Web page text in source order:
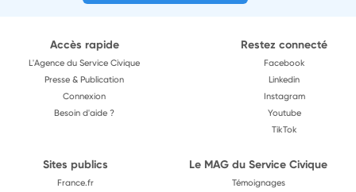
Accès rapide
L'Agence du Service Civique
Presse & Publication
Connexion
Besoin d'aide ?
Restez connecté
Facebook
Linkedin
Instagram
Youtube
TikTok
Sites publics
France.fr
Le MAG du Service Civique
Témoignages